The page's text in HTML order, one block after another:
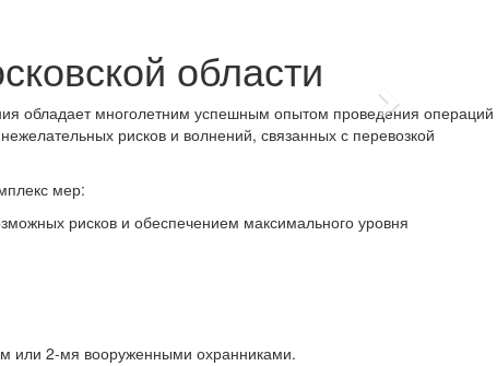
области
Next
обладает многолетним успешным опытом проведения операций
рисков и волнений, связанных с перевозкой
мер:
рисков и обеспечением максимального уровня
или 2-мя вооруженными охранниками.